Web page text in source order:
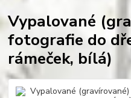
Vypalované
fotografie do
rámeček, bílá)